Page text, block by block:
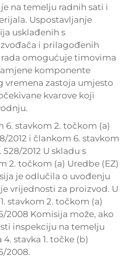
na temelju radnih sati i
Uspostavljanje
usklađenih s
i prilagođenih
omogućuje timovima
komponente
zastoja umjesto
kvarove koji
6. stavkom 2. točkom (a)
2012 i člankom 6. stavkom
2012 U skladu s
2. točkom (a) Uredbe (EZ)
je odlučila o uvođenju
vrijednosti za proizvod. U
stavkom 2. točkom (a)
2008 Komisija može, ako
inspekciju na temelju
stavka 1. točke (b)
2008.